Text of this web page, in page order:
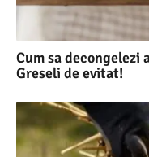
Cum sa decongelezi
Greseli de evitat!